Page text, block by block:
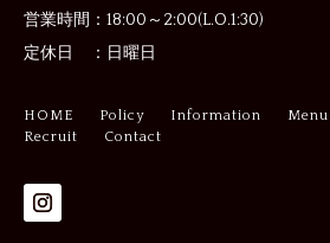
営業時間： 18:00～2:00(L.O.1:30)
定休日 ： 日曜日
HOME Policy Information Menu
Recruit
Contact